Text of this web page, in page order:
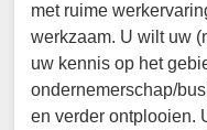
met ruime
werkzaam. U wilt uw
uw kennis op het
ondernemerschap/
en verder ontplooien.